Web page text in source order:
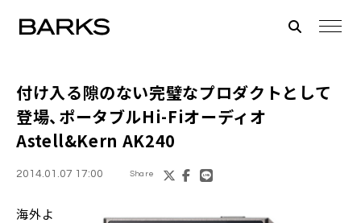
付け入る隙のない完璧なプロダクトとして
登場、ポータブルHi-Fiオーディオ
Astell&Kern AK240
2014.01.07 17:00 Share
海外よ